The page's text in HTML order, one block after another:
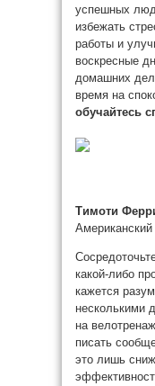
успешных
избежать
работы и
воскресные
домашних
время на
обучайтесь
Тимоти
какой-либо
кажется
несколькими
на
писать
это лишь